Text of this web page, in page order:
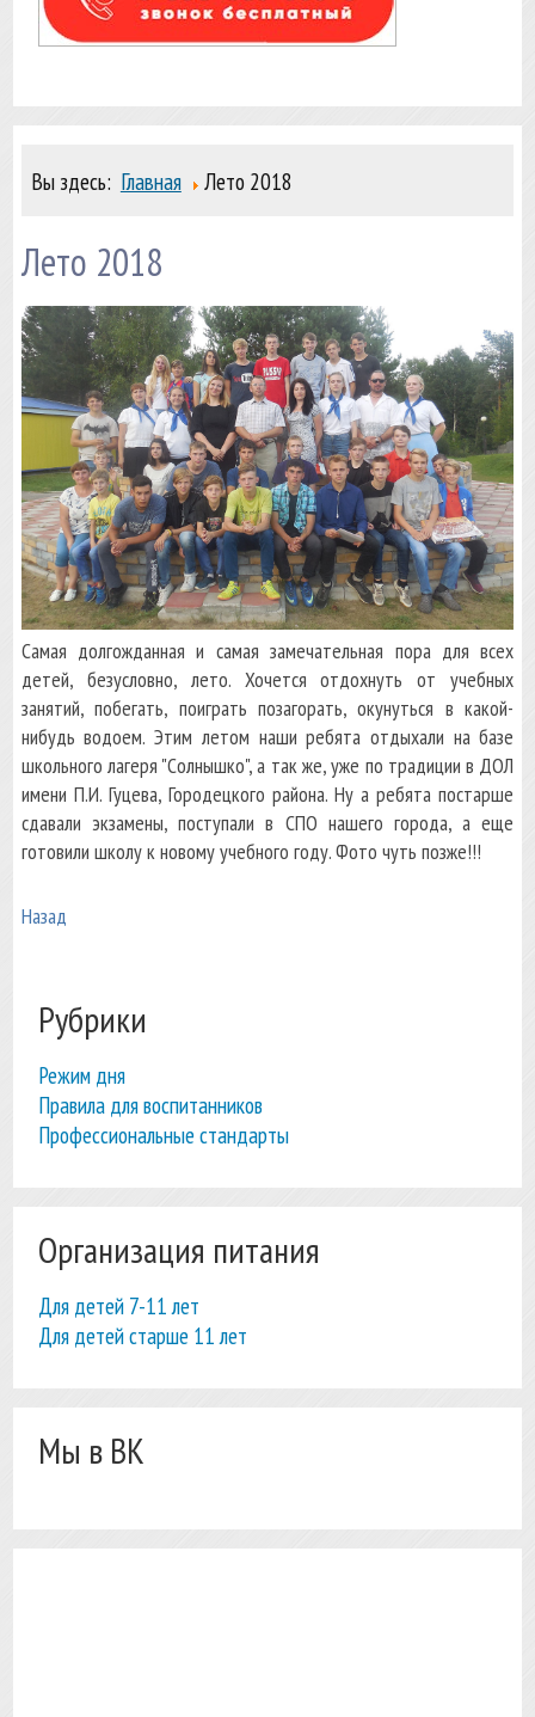
Вы здесь: Главная Лето 2018
Лето 2018
Самая долгожданная и самая замечательная пора для всех
детей, безусловно, лето. Хочется отдохнуть от учебных
занятий, побегать, поиграть позагорать, окунуться в какой-
нибудь водоем. Этим летом наши ребята отдыхали на базе
школьного лагеря "Солнышко", а так же, уже по традиции в ДОЛ
имени П.И. Гуцева, Городецкого района. Ну а ребята постарше
сдавали экзамены, поступали в СПО нашего города, а еще
готовили школу к новому учебного году. Фото чуть позже!!!
Назад
Рубрики
Режим дня
Правила для воспитанников
Профессиональные стандарты
Организация питания
Для детей 7-11 лет
Для детей старше 11 лет
Мы в ВК